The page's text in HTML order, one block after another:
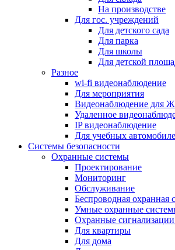
На производстве
Для гос. учреждений
Для детского сада
Для парка
Для школы
Для детской
Разное
wi-fi видеонаблюдение
Для мероприятия
Видеонаблюдение для
Удаленное
IP видеонаблюдение
Для учебных
Системы безопасности
Охранные системы
Проектирование
Мониторинг
Обслуживание
Беспроводная охранная
Умные охранные
Охранные
Для квартиры
Для дома